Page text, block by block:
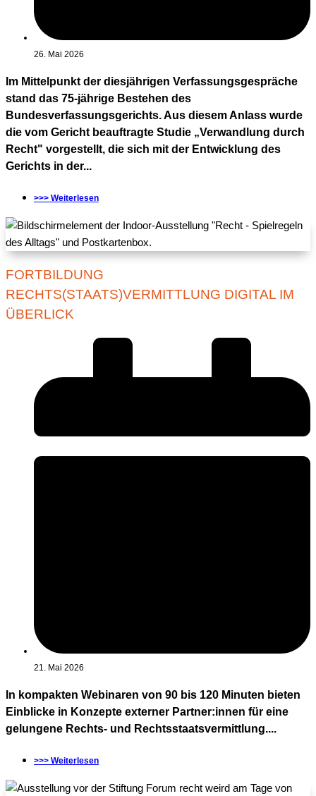
26. Mai 2026
Im Mittelpunkt der diesjährigen Verfassungsgespräche
stand das 75-jährige Bestehen des
Bundesverfassungsgerichts. Aus diesem Anlass wurde
die vom Gericht beauftragte Studie „Verwandlung durch
Recht" vorgestellt, die sich mit der Entwicklung des
Gerichts in der...
>>> Weiterlesen
FORTBILDUNG
RECHTS(STAATS)VERMITTLUNG DIGITAL IM
ÜBERLICK
21. Mai 2026
In kompakten Webinaren von 90 bis 120 Minuten bieten
Einblicke in Konzepte externer Partner:innen für eine
gelungene Rechts- und Rechtsstaatsvermittlung....
>>> Weiterlesen